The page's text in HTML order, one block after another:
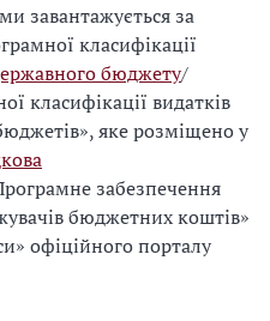
завантажується за
класифікації
бюджету/
класифікації видатків
яке розміщено у
забезпечення
бюджетних коштів»
офіційного порталу